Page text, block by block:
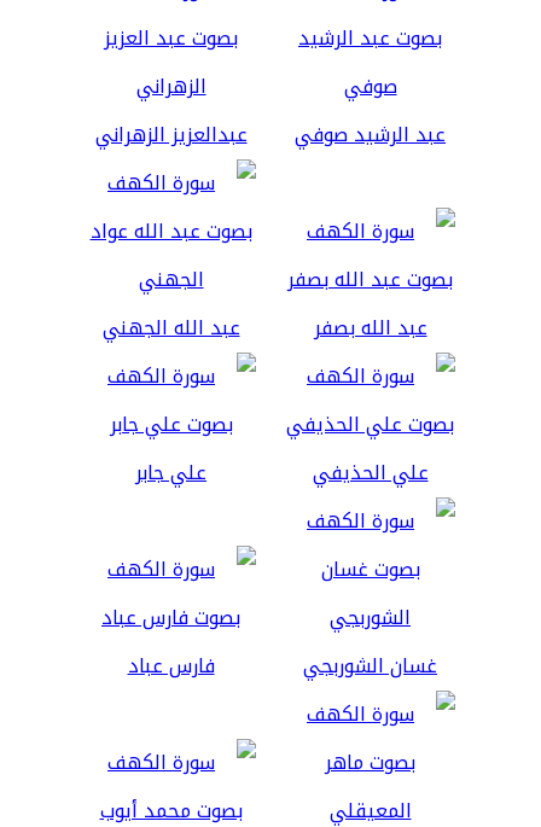
عبد الرشيد صوفي عبدالعزيز الزهراني
عبد الله بصفر عبد الله الجهني
علي الحذيفي علي جابر
غسان الشوربجي فارس عباد